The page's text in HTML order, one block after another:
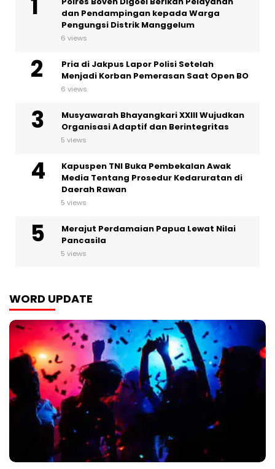
dan Pendampingan kepada Warga
Pengungsi Distrik Manggelum
6 views
Pria di Jakpus Lapor Polisi Setelah
Menjadi Korban Pemerasan Saat Open BO
6 views
Musyawarah Bhayangkari XXIII Wujudkan
Organisasi Adaptif dan Berintegritas
5 views
Kapuspen TNI Buka Pembekalan Awak
Media Tentang Prosedur Kedaruratan di
Daerah Rawan
5 views
Merajut Perdamaian Papua Lewat Nilai
Pancasila
5 views
WORD UPDATE